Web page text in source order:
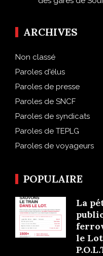
ARCHIVES
Non classé
Paroles d'élus
Paroles de presse
Paroles de SNCF
Paroles de syndicats
Paroles de TEPLG
Paroles de voyageurs
POPULAIRE
La
le